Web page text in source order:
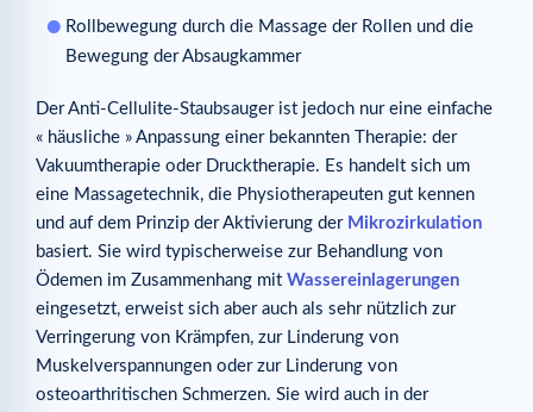
Rollbewegung durch die Massage der Rollen und die
Bewegung der Absaugkammer
Der Anti-Cellulite-Staubsauger ist jedoch nur eine einfache
« häusliche » Anpassung einer bekannten Therapie: der
Vakuumtherapie oder Drucktherapie. Es handelt sich um
eine Massagetechnik, die Physiotherapeuten gut kennen
und auf dem Prinzip der Aktivierung der Mikrozirkulation
basiert. Sie wird typischerweise zur Behandlung von
Ödemen im Zusammenhang mit Wassereinlagerungen
eingesetzt, erweist sich aber auch als sehr nützlich zur
Verringerung von Krämpfen, zur Linderung von
Muskelverspannungen oder zur Linderung von
osteoarthritischen Schmerzen. Sie wird auch in der